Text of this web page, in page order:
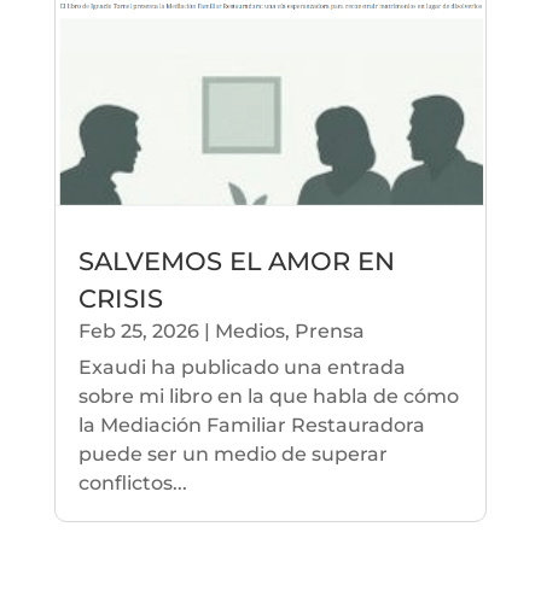
SALVEMOS EL AMOR EN
CRISIS
Feb 25, 2026| Medios, Prensa
Exaudi ha publicado una entrada
sobre mi libro en la que habla de cómo
la Mediación Familiar Restauradora
puede ser un medio de superar
conflictos...